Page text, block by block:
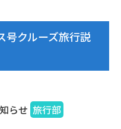
号クルーズ旅行説
らせ 旅行部